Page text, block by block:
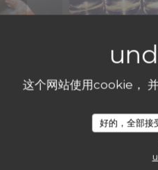
这个网站使用cookie，
好的，全部接